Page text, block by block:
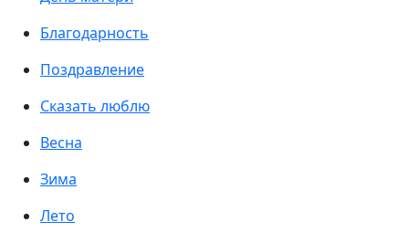
Благодарность
Поздравление
Сказать люблю
Весна
Зима
Лето